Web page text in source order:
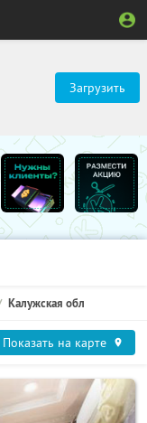
Загрузить
Калужская обл
Показать на карте